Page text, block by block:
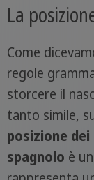
La
Come
regole
storcere il
tanto simile,
posizione
spagnolo è